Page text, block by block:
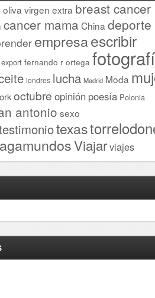
virgen extra breast cancer
cancer mama China deporte
empresaescribir
export fernando r ortega
londres lucha Madrid Moda
octubre opinión poesía Polonia
antonio sexo
texas
Viajarviajes